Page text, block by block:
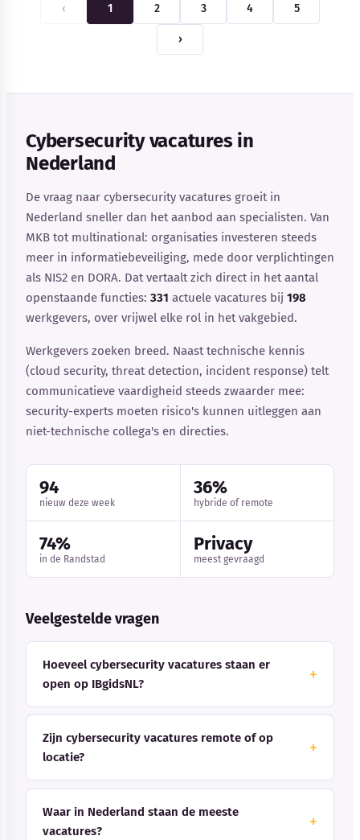
‹ 1 2 3 4 5
›
Cybersecurity vacatures in
Nederland
De vraag naar cybersecurity vacatures groeit in
Nederland sneller dan het aanbod aan specialisten. Van
MKB tot multinational: organisaties investeren steeds
meer in informatiebeveiliging, mede door verplichtingen
als NIS2 en DORA. Dat vertaalt zich direct in het aantal
openstaande functies: 331 actuele vacatures bij 198
werkgevers, over vrijwel elke rol in het vakgebied.
Werkgevers zoeken breed. Naast technische kennis
(cloud security, threat detection, incident response) telt
communicatieve vaardigheid steeds zwaarder mee:
security-experts moeten risico's kunnen uitleggen aan
niet-technische collega's en directies.
94
nieuw deze week
36%
hybride of remote
74%
in de Randstad
Privacy
meest gevraagd
Veelgestelde vragen
Hoeveel cybersecurity vacatures staan er
open op IBgidsNL?
Zijn cybersecurity vacatures remote of op
locatie?
Waar in Nederland staan de meeste
vacatures?